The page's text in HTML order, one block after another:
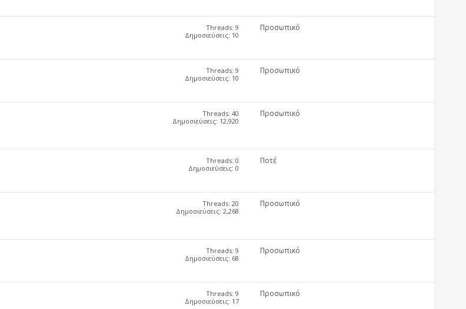
Threads: 9
Δημοσιεύσεις: 10
Προσωπικό
Threads: 9
Δημοσιεύσεις: 10
Προσωπικό
Threads: 40
Δημοσιεύσεις: 12,920
Προσωπικό
Threads: 0
Δημοσιεύσεις: 0
Ποτέ
Threads: 20
Δημοσιεύσεις: 2,268
Προσωπικό
Threads: 9
Δημοσιεύσεις: 68
Προσωπικό
Threads: 9
Δημοσιεύσεις: 17
Προσωπικό